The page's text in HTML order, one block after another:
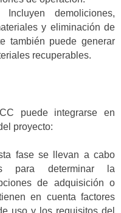
Incluyen demoliciones,
y eliminación de
también puede generar
recuperables.
puede integrarse en
proyecto:
fase se llevan a cabo
para determinar la
de adquisición o
en cuenta factores
uso y los requisitos del